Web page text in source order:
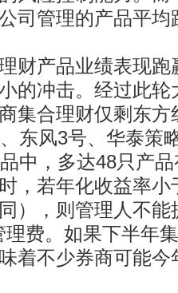
司管理的产品平均
产品业绩表现跑
的冲击。经过此轮
集合理财仅剩东方
东风3号、华泰策
中，多达48只产
，若年化收益率小
），则管理人不
费。如果下半年
着不少券商可能今